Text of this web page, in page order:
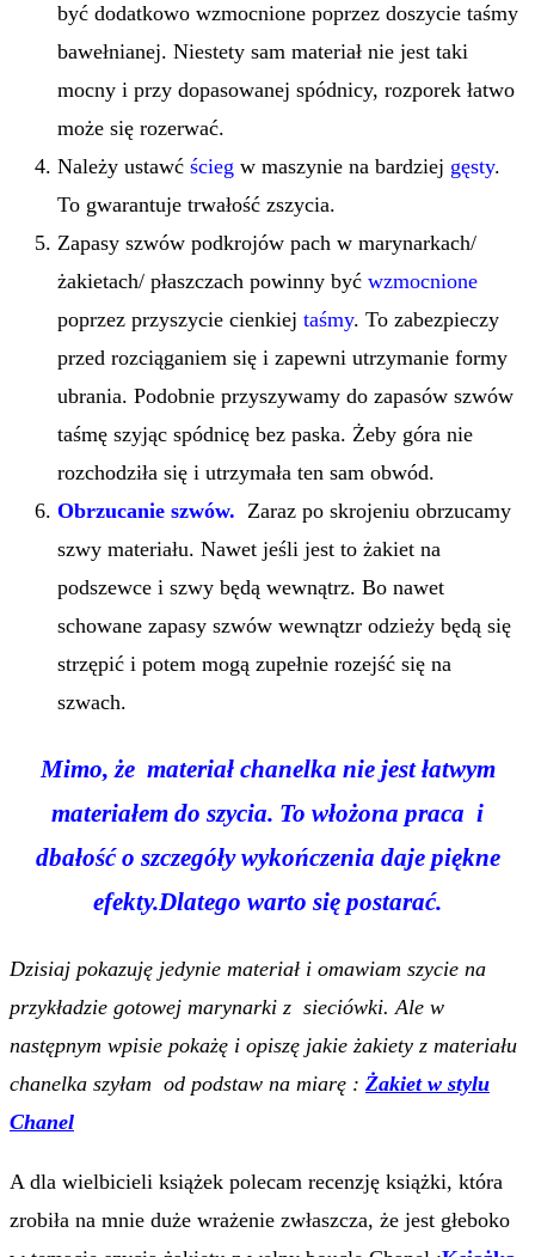
być dodatkowo wzmocnione poprzez doszycie taśmy
bawełnianej. Niestety sam materiał nie jest taki
mocny i przy dopasowanej spódnicy, rozporek łatwo
może się rozerwać.
Należy ustawć ścieg w maszynie na bardziej gęsty.
To gwarantuje trwałość zszycia.
Zapasy szwów podkrojów pach w marynarkach/
żakietach/ płaszczach powinny być wzmocnione
poprzez przyszycie cienkiej taśmy. To zabezpieczy
przed rozciąganiem się i zapewni utrzymanie formy
ubrania. Podobnie przyszywamy do zapasów szwów
taśmę szyjąc spódnicę bez paska. Żeby góra nie
rozchodziła się i utrzymała ten sam obwód.
Obrzucanie szwów. Zaraz po skrojeniu obrzucamy
szwy materiału. Nawet jeśli jest to żakiet na
podszewce i szwy będą wewnątrz. Bo nawet
schowane zapasy szwów wewnątzr odzieży będą się
strzępić i potem mogą zupełnie rozejść się na
szwach.
Mimo, że materiał chanelka nie jest łatwym
materiałem do szycia. To włożona praca i
dbałość o szczegóły wykończenia daje piękne
efekty.Dlatego warto się postarać.
Dzisiaj pokazuję jedynie materiał i omawiam szycie na
przykładzie gotowej marynarki z sieciówki. Ale w
następnym wpisie pokażę i opiszę jakie żakiety z materiału
chanelka szyłam od podstaw na miarę : Żakiet w stylu
Chanel
A dla wielbicieli książek polecam recenzję książki, która
zrobiła na mnie duże wrażenie zwłaszcza, że jest głeboko